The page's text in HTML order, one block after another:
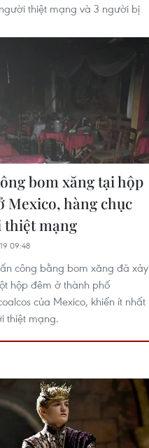
thiệt mạng và 3 người bị
bom xăng tại hộp
Mexico, hàng chục
thiệt mạng
09:48
công bằng bom xăng đã xảy
hộp đêm ở thành phố
của Mexico, khiến ít nhất
thiệt mạng.